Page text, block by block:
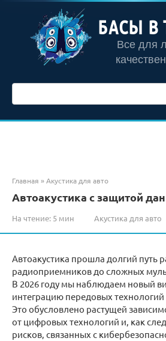
контенту
БАСЫ В
Все для
Главная »Акустика для авто
Автоакустика с защитой
На чтение: 5 мин Акустика для авто
Автоакустика прошла долгий путь
радиоприемников до сложных
В 2026 году мы наблюдаем новый
интеграцию передовых
Это обусловлено растущей
от цифровых технологий и, как
рисков, связанных с